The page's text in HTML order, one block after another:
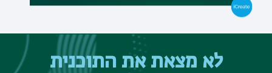
לא מצאת את התוכנית